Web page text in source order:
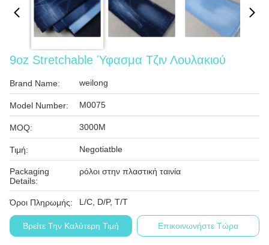
9oz Stretchable Ύφασμα Τζιν Λουλακιού
Brand Name: weilong
Model Number: M0075
MOQ: 3000M
Τιμή: Negotiatble
Packaging
Details:
ρόλοι στην πλαστική ταινία
Όροι Πληρωμής: L/C, D/P, T/T
Βρείτε Την Καλύτερη Τιμή Επικοινωνήστε Τώρα